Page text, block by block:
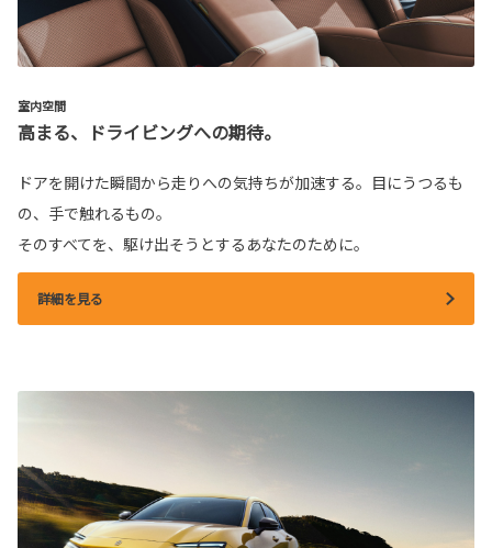
室内空間
高まる、ドライビングへの期待。
ドアを開けた瞬間から走りへの気持ちが加速する。目にうつるも
の、手で触れるもの。
そのすべてを、駆け出そうとするあなたのために。
詳細を見る